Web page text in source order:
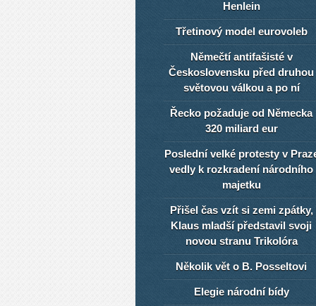
Henlein
Třetinový model eurovoleb
Němečtí antifašisté v
Československu před druhou
světovou válkou a po ní
Řecko požaduje od Německa
320 miliard eur
Poslední velké protesty v
vedly k rozkradení národního
majetku
Přišel čas vzít si zemi zpátky,
Klaus mladší představil svoji
novou stranu Trikolóra
Několik vět o B. Posseltovi
Elegie národní bídy